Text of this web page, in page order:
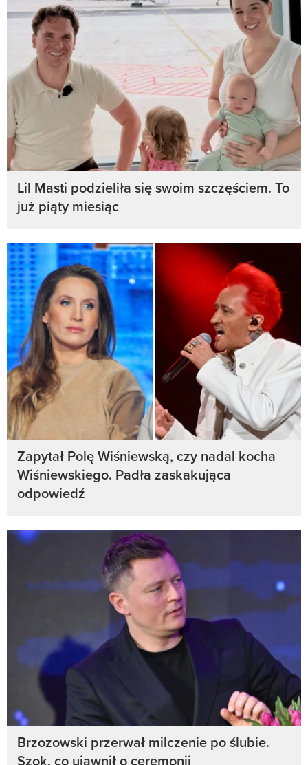
Lil Masti podzieliła się swoim szczęściem. To
już piąty miesiąc
Zapytał Polę Wiśniewską, czy nadal kocha
Wiśniewskiego. Padła zaskakująca
odpowiedź
Brzozowski przerwał milczenie po ślubie.
Szok, co ujawnił o ceremonii